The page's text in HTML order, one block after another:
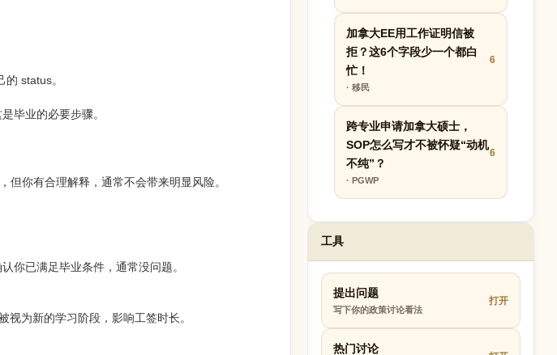
status。
毕业的必要步骤。
你有合理解释，通常不会带来明显风险。
你已满足毕业条件，通常没问题。
为新的学习阶段，影响工签时长。
加拿大EE用工作证明信被
拒？这6个字段少一个都白
忙！
· 移民
6
跨专业申请加拿大硕士，
SOP怎么写才不被怀疑“动机
不纯”？
· PGWP
6
工具
提出问题
写下你的政策讨论看法
打开
热门讨论